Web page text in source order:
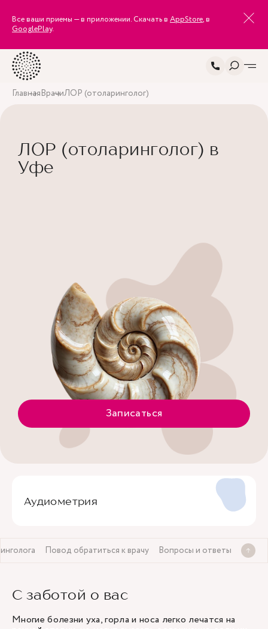
Все ваши приемы — в приложении. Скачать в AppStore, в
GooglePlay.
ГлавнаяВрачиЛОР (отоларинголог)
ЛОР (отоларинголог) в
Уфе
Записаться
Аудиометрия
Повод обратиться к врачу Вопросы и ответы
С заботой о вас
Многие болезни уха, горла и носа легко лечатся на